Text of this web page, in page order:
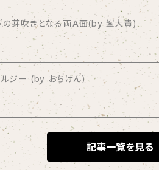
の芽吹きとなる両Ａ面(by 峯大貴)
ルジー (by おちけん)
記事一覧を見る